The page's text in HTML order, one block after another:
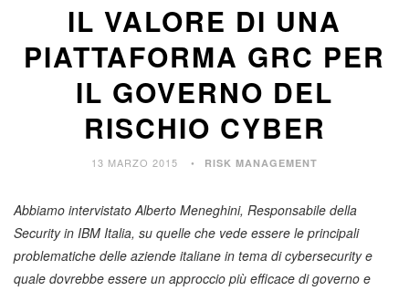
IL VALORE DI UNA
PIATTAFORMA GRC PER
IL GOVERNO DEL
RISCHIO CYBER
13 MARZO 2015 RISK MANAGEMENT
Abbiamo intervistato Alberto Meneghini, Responsabile della
Security in IBM Italia, su quelle che vede essere le principali
problematiche delle aziende italiane in tema di cybersecurity e
quale dovrebbe essere un approccio più efficace di governo e